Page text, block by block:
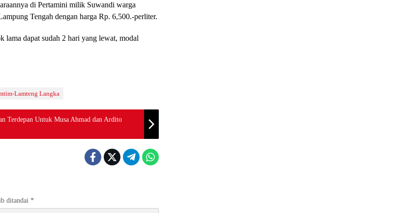
di Pertamini milik Suwandi warga
Tengah dengan harga Rp. 6,500.-perliter.
lama dapat sudah 2 hari yang lewat, modal
Lamteng Langka
Terdepan Untuk Musa Ahmad dan Ardito
ditandai *